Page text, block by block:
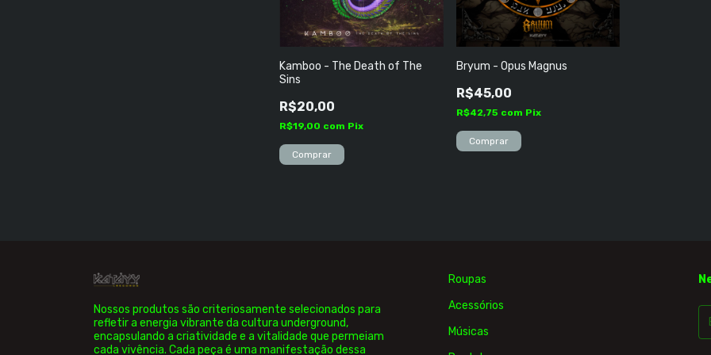
Kamboo - The Death of The
Sins
R$20,00
R$19,00 com Pix
Bryum - Opus Magnus
R$45,00
R$42,75 com Pix
Nossos produtos são criteriosamente selecionados para
refletir a energia vibrante da cultura underground,
encapsulando a criatividade e a vitalidade que permeiam
cada vivência. Cada peça é uma manifestação dessa
Roupas
Acessórios
Músicas